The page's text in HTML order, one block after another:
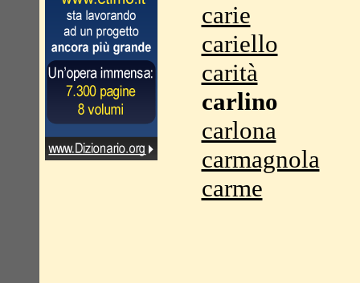
carie
cariello
carità
carlino
carlona
carmagnola
carme